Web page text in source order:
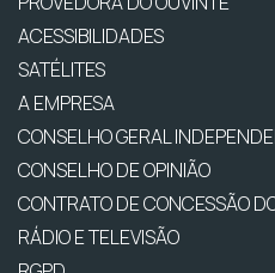
ACESSIBILIDADES
SATÉLITES
A EMPRESA
CONSELHO GERAL
CONSELHO DE OPINIÃO
CONTRATO DE CONCESSÃO
RÁDIO E TELEVISÃO